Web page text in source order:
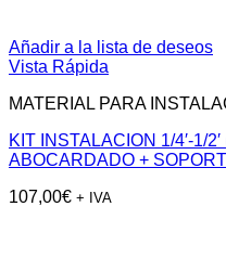
Añadir a la lista de deseos
Vista Rápida
MATERIAL PARA
KIT INSTALACION 1/4′-1/
ABOCARDADO +
107,00€ + IVA